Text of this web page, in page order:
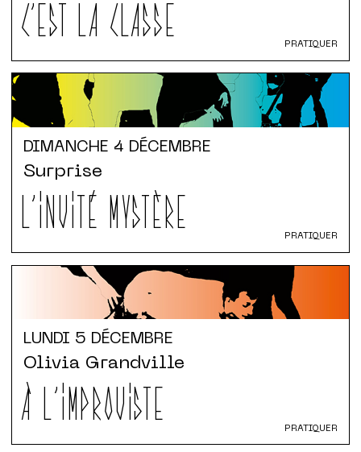
C'EST LA CLASSE PRATIQUER
DIMANCHE 4 DÉCEMBRE
L'INVITÉ MYSTÈRE
Surprise
PRATIQUER
LUNDI 5 DÉCEMBRE
À L'IMPROVISTE
Olivia Grandville
PRATIQUER